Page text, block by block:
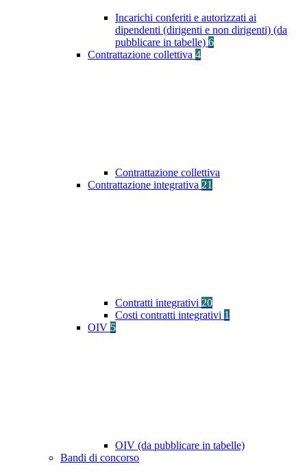
Incarichi conferiti e autorizzati ai
dipendenti (dirigenti e non dirigenti) (da
pubblicare in tabelle) 6
Contrattazione collettiva 4
Contrattazione collettiva
Contrattazione integrativa 21
Contratti integrativi 20
Costi contratti integrativi 1
OIV 5
OIV (da pubblicare in tabelle)
Bandi di concorso